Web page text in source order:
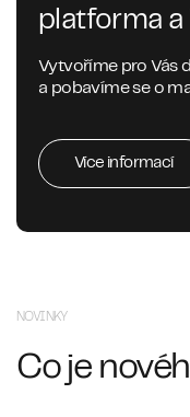
platforma a
Vytvoříme pro Vás
a pobavíme se o
Více informací
NOVINKY
Co je